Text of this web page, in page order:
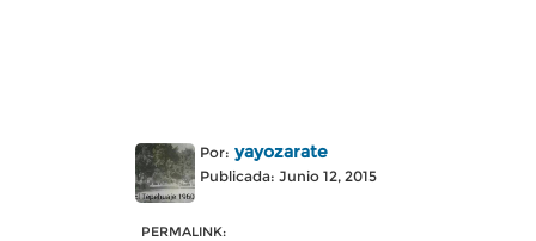
Por: yayozarate
Publicada: Junio 12, 2015
PERMALINK: